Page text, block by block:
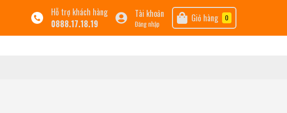
Hỗ trợ khách hàng
0888.17.18.19
Tài khoản
Đăng nhập Giỏ hàng 0